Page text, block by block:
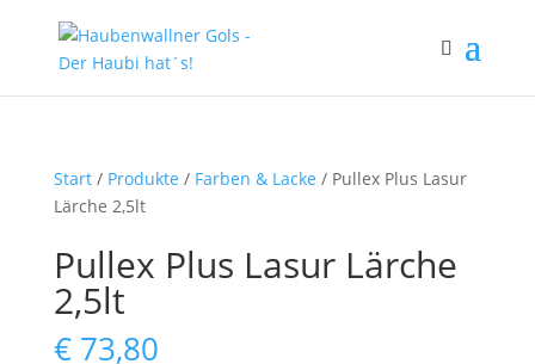
Start/ Produkte / Farben & Lacke / Pullex Plus Lasur
Lärche 2,5lt
Pullex Plus Lasur Lärche
2,5lt
€73,80